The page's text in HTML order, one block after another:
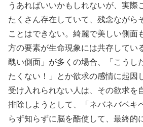
うあればいいかもしれないが、実際
たくさん存在していて、残念ながら
ことはできない。綺麗で美しい側面
方の要素が生命現象には共存してい
醜い側面」が多くの場合、「こうし
たくない！」とか欲求の感情に起因
受け入れられない人は、その欲求を
排除しようとして、「ネバネバベキ
らず知らずに脳を酷使して、最終的